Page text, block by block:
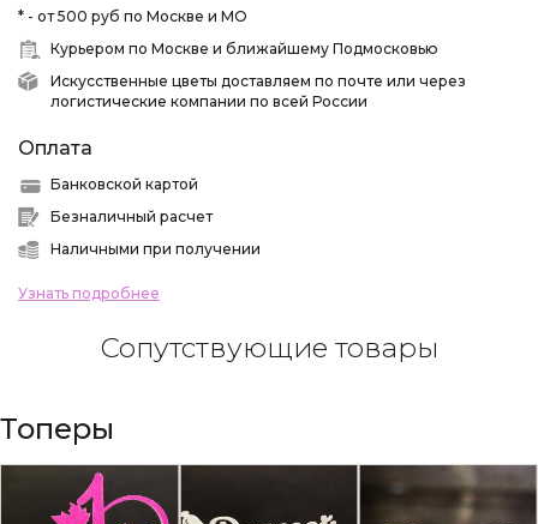
* - от 500 руб по Москве и МО
Курьером по Москве и ближайшему Подмосковью
Искусственные цветы доставляем по почте или через
логистические компании по всей России
Оплата
Банковской картой
Безналичный расчет
Наличными при получении
Узнать подробнее
Сопутствующие товары
Топеры